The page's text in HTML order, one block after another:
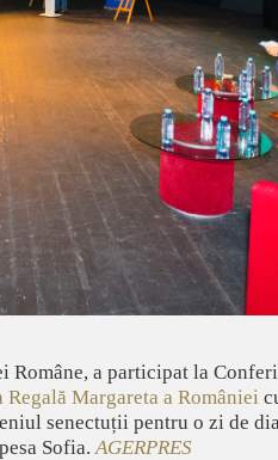
Române, a participat la
Regală Margareta a României
senectuții pentru o zi de
Sofia. AGERPRES